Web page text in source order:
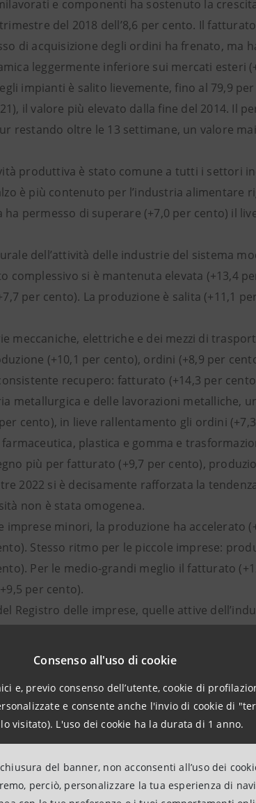
Consenso all'uso di cookie
e, previo consenso dell’utente, cookie di
e consente anche l'invio di cookie di
visitato). L'uso dei cookie ha la durata di 1 anno.
del banner, non acconsenti all’uso dei
perciò, personalizzare la tua esperienza di
e componenti ha sostenuto la
del 2018 dell’8,6 per cento. Il
di acquisizione degli ordini ha frenato, ma
leggermente inferiore sui mercati esteri
impianti è salito lievemente, fino al 79,9
il valore più elevato dalla fine del 2014. Il
restando oltre le 13 settimane, un valore
produttiva è stato comune a tutti i settori
è più contenuto per l’industria alimentare
ha permesso di superare (+7,0 per cento) il
dell’attività delle industrie del sistema
complessivo si è mantenuta elevata (+13,4
per cento). La produzione è salita (+11,1
meccaniche, elettriche e dei mezzi di
(+10,1 per cento), ordini (+8,9 per
recupero: fatturato (+14,3 per
metallurgica e delle lavorazioni metalliche,
cento), in lieve rallentamento gli ordini
plastica e gomma e
più per fatturato (+9,7 per cento),
2022 si è decisamente rafforzata la
non è stata omogenea.
imprese minori, la produzione ha accelerato
Stesso ritmo per le piccole imprese:
Per le medio-grandi meglio il fatturato
per cento).
Registro delle imprese, quelle attive
per cento del totale), con una diminuzione di
giuridica, sono aumentate le società di
-4,8 per cento) e le ditte individuali (-296
le esportazioni dell’Emilia-Romagna sono
sul PIL regionale sfiora il 44 per cento
relativi al commercio estero regionale, nel
sono risultate pari a quasi 41.293